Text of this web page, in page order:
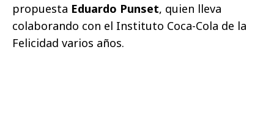
propuesta Eduardo Punset, quien lleva
colaborando con el Instituto Coca-Cola de la
Felicidad varios años.